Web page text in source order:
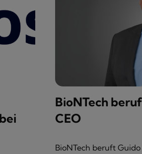
BioNTech
CEO
BioNTech beruft